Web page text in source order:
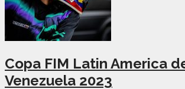
Copa FIM Latin America
Venezuela 2023